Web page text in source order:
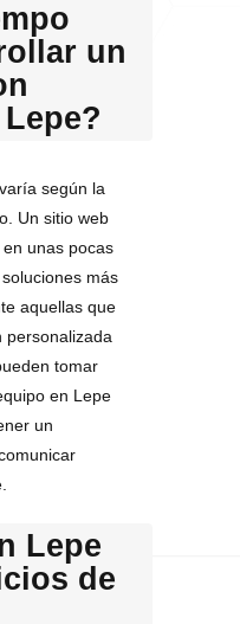
un
según la
Un sitio web
unas pocas
más
aquellas que
personalizada
tomar
en Lepe
un
Lepe
de